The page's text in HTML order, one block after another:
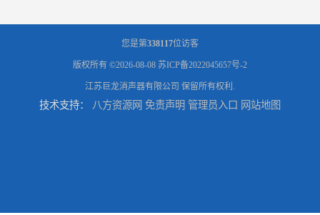
您是第338117位访客
版权所有 ©2026-08-08 苏ICP备2022045657号-2
江苏巨龙消声器有限公司 保留所有权利.
技术支持： 八方资源网 免责声明 管理员入口 网站地图